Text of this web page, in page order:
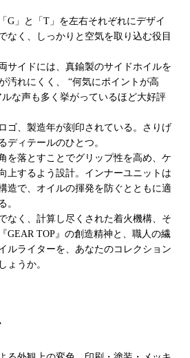
G」と「T」を左右それぞれにデザイ
なく、しっかりと空気を取り込む役目
サイドには、真鍮製のサイドホイルを
汚れにくく、 “何気にポイントが高
な声も多く挙がっているほど大好評
ゴ、製造年が刻印されている。さりげ
ディテールのひとつ。
を落とすことでグリップ性を高め、ケ
上するよう設計。インナーユニットは
造で、オイルの揮発を防ぐとともに適
。
なく、計算し尽くされた着火機構、そ
GEAR TOP』の創造精神と、職人の繊
ルライターを、あなたのコレクション
ょうか。